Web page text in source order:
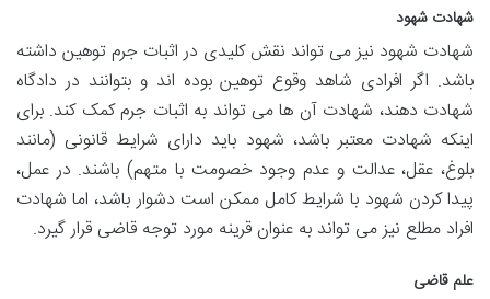
شهادت شهود
شهادت شهود نیز می تواند نقش کلیدی در اثبات جرم توهین داشته
باشد. اگر افرادی شاهد وقوع توهین بوده اند و بتوانند در دادگاه
شهادت دهند، شهادت آن ها می تواند به اثبات جرم کمک کند. برای
اینکه شهادت معتبر باشد، شهود باید دارای شرایط قانونی (مانند
بلوغ، عقل، عدالت و عدم وجود خصومت با متهم) باشند. در عمل،
پیدا کردن شهود با شرایط کامل ممکن است دشوار باشد، اما شهادت
افراد مطلع نیز می تواند به عنوان قرینه مورد توجه قاضی قرار گیرد.
علم قاضی